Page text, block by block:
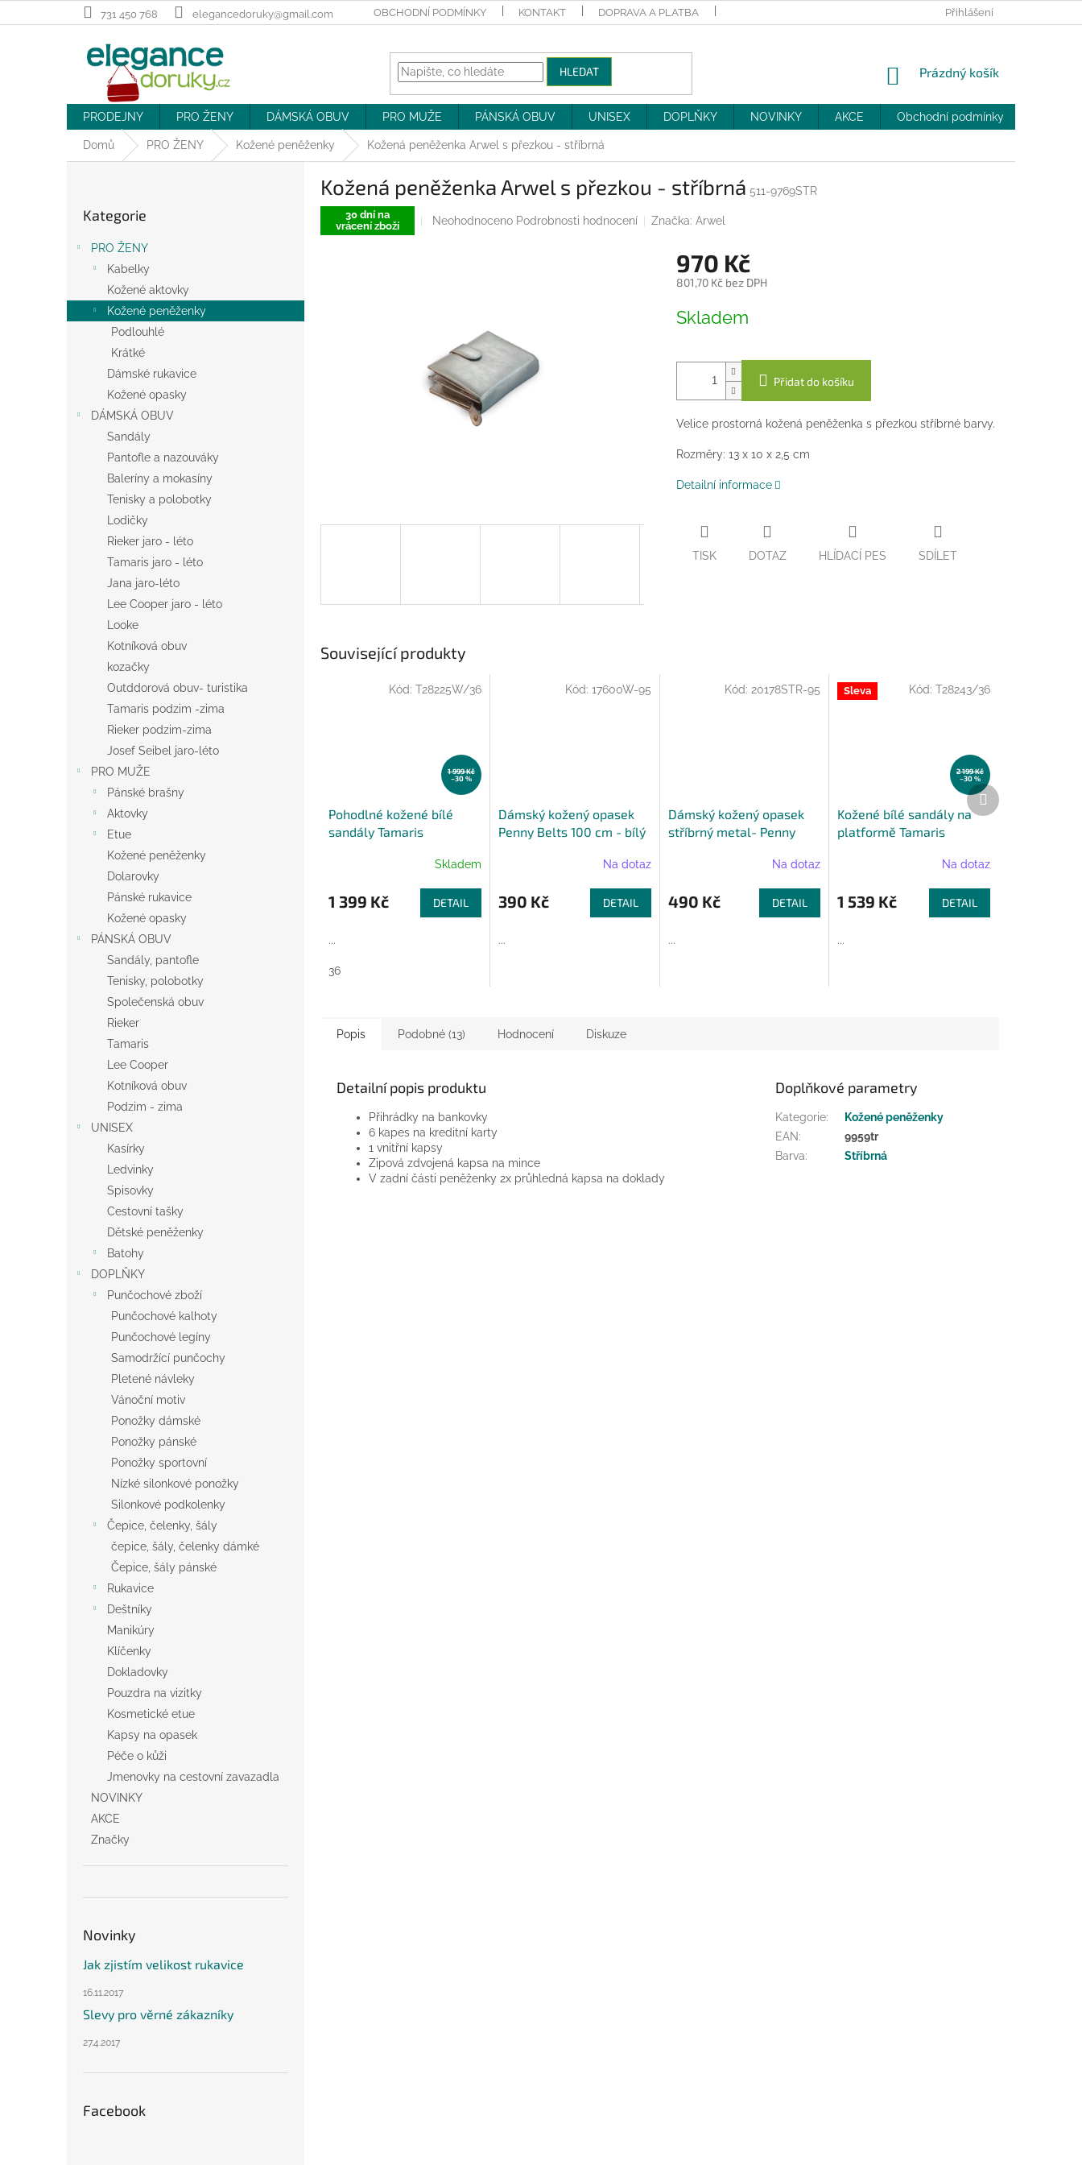
na
731 450 768 elegancedoruky@gmail.com OBCHODNÍ PODMÍNKY KONTAKT DOPRAVA A PLATBA MOJE OBJEDNÁVKA
Přihlášení
HLEDAT
NÁKUPNÍ
Prázdný košík
PRODEJNY PRO ŽENY DÁMSKÁ OBUV PRO MUŽE PÁNSKÁ OBUV UNISEX DOPLŇKY NOVINKY AKCE Obchodní podmínky
Domů PRO ŽENY Kožené peněženky Kožená peněženka Arwel s přezkou - stříbrná
kategorie
Kategorie
PRO ŽENY
Kabelky
Kožené aktovky
Kožené peněženky
Podlouhlé
Krátké
Dámské rukavice
Kožené opasky
DÁMSKÁ OBUV
Sandály
Pantofle a nazouváky
Baleríny a mokasíny
Tenisky a polobotky
Lodičky
Rieker jaro - léto
Tamaris jaro - léto
Jana jaro-léto
Lee Cooper jaro - léto
Looke
Kotníková obuv
kozačky
Outddorová obuv- turistika
Tamaris podzim -zima
Rieker podzim-zima
Josef Seibel jaro-léto
PRO MUŽE
Pánské brašny
Aktovky
Etue
Kožené peněženky
Dolarovky
Pánské rukavice
Kožené opasky
PÁNSKÁ OBUV
Sandály, pantofle
Tenisky, polobotky
Společenská obuv
Rieker
Tamaris
Lee Cooper
Kotníková obuv
Podzim - zima
UNISEX
Kasírky
Ledvinky
Spisovky
Cestovní tašky
Dětské peněženky
Batohy
DOPLŇKY
Punčochové zboží
Punčochové kalhoty
Punčochové legíny
Samodržící punčochy
Pletené návleky
Vánoční motiv
Ponožky dámské
Ponožky pánské
Ponožky sportovní
Nízké silonkové ponožky
Silonkové podkolenky
Čepice, čelenky, šály
čepice, šály, čelenky dámké
Čepice, šály pánské
Rukavice
Deštníky
Manikúry
Klíčenky
Dokladovky
Pouzdra na vizitky
Kosmetické etue
Kapsy na opasek
Péče o kůži
Jmenovky na cestovní zavazadla
NOVINKY
AKCE
Značky
Novinky
Jak zjistím velikost rukavice
16.11.2017
Slevy pro věrné zákazníky
27.4.2017
Facebook
Kožená peněženka Arwel s přezkou - stříbrná 511-9769STR
30 dní na
vrácení zboží
Průměrné
Neohodnoceno Podrobnosti hodnocení Značka:Arwel
970 Kč
801,70 Kč bez DPH
cena:
Skladem
Přidat do košíku
Velice prostorná kožená peněženka s přezkou stříbrné barvy.
Rozměry: 13 x 10 x 2,5 cm
Detailní informace
TISK DOTAZ HLÍDACÍ PES SDÍLET
Související produkty
1 999 Kč
–30 %
Pohodlné kožené bílé
sandály Tamaris
Skladem
1 399 Kč DETAIL
...
36
Kód: T28225W/36
Dámský kožený opasek
Penny Belts 100 cm - bílý
Na dotaz
390 Kč DETAIL
...
Kód: 17600W-95
Dámský kožený opasek
stříbrný metal- Penny
Na dotaz
490 Kč DETAIL
...
Kód: 20178STR-95 Sleva
2 199 Kč
–30 %
Kožené bílé sandály na
platformě Tamaris
Na dotaz
1 539 Kč DETAIL
...
Kód: T28243/36
Další
produkt
Popis Podobné (13) Hodnocení Diskuze
Detailní popis produktu
Přihrádky na bankovky
6 kapes na kreditní karty
1 vnitřní kapsy
Zipová zdvojená kapsa na mince
V zadní části peněženky 2x průhledná kapsa na doklady
Doplňkové parametry
Kategorie:
Kožené peněženky
EAN:
9959tr
Barva: Stříbrná